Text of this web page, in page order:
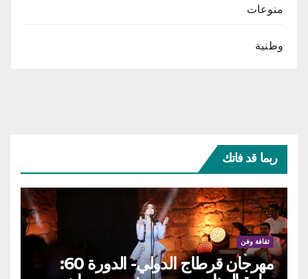
منوعات
وطنية
ربما قد فاتك
ثقافة وفن
مهرجان قرطاج الدولي- الدورة 60: